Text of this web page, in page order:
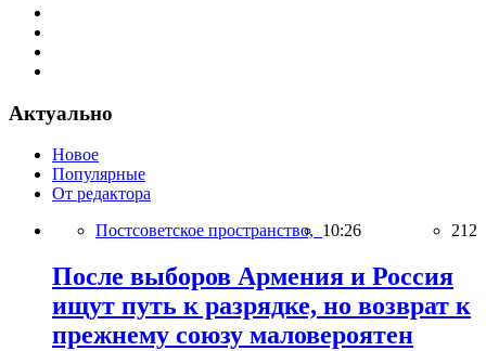
Актуально
Новое
Популярные
От редактора
Постсоветское пространство, 10:26 212
После выборов Армения и Россия
ищут путь к разрядке, но возврат к
прежнему союзу маловероятен